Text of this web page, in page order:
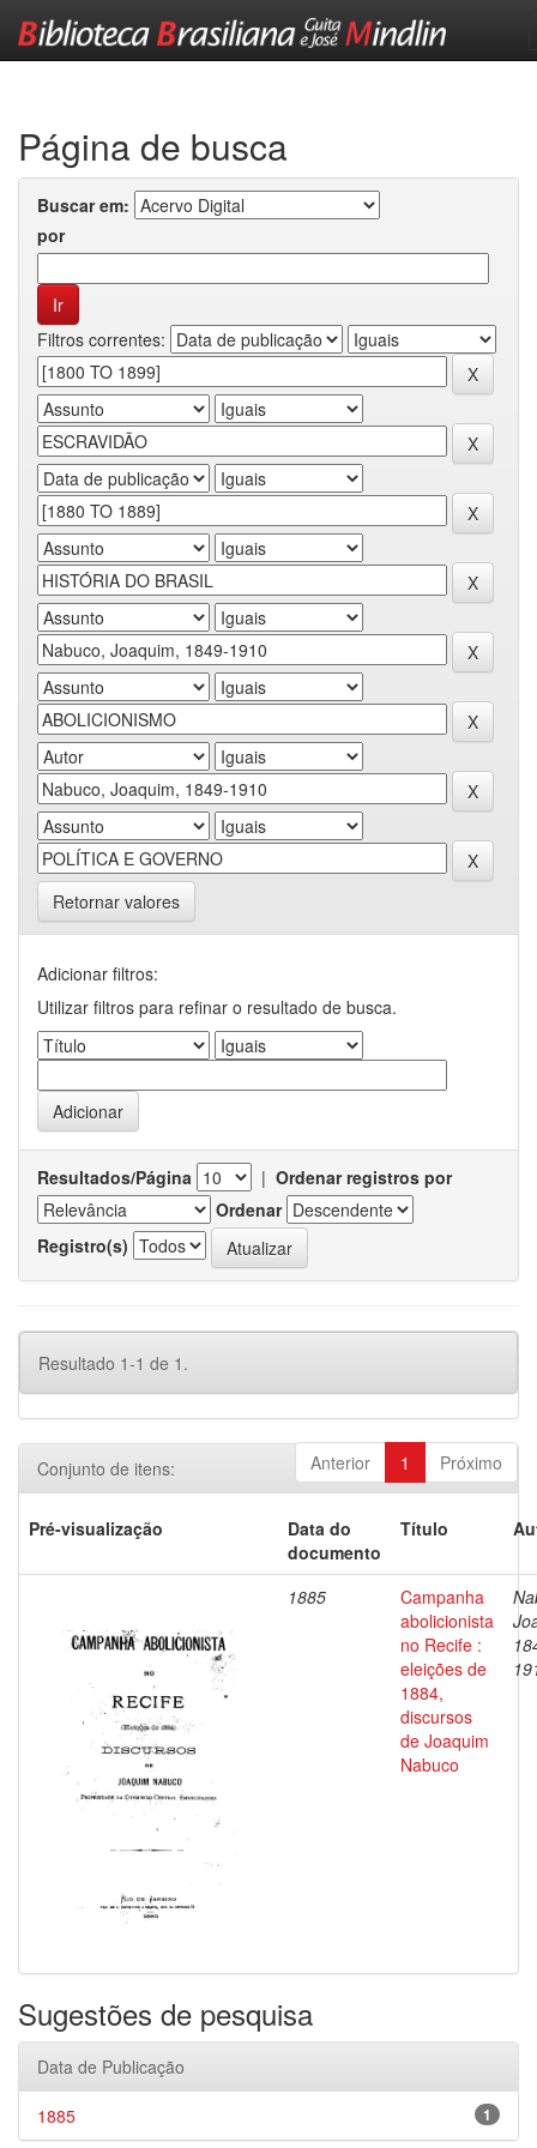
Página de busca
Buscar em:
por
Filtros correntes:
Retornar valores
Adicionar filtros:
Utilizar filtros para refinar o resultado de busca.
Resultados/Página | Ordenar registros por
Ordenar
Registro(s)
Resultado 1-1 de 1.
Anterior 1 Próximo
Conjunto de itens:
Pré-visualização
Data do
documento
Título
1885
Campanha
abolicionista
no Recife :
eleições de
1884,
discursos
de Joaquim
Nabuco
Sugestões de pesquisa
Data de Publicação
1
1885